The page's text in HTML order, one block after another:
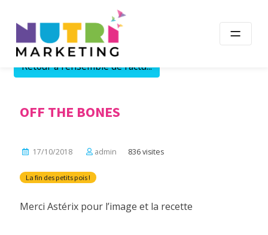
Retour à l'ensemble de l'actu...
OFF THE BONES
17/10/2018 admin 836 visites
La fin des petits pois !
Merci Astérix pour l’image et la recette